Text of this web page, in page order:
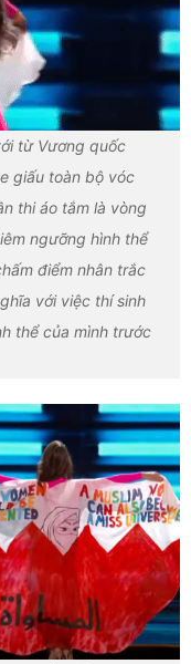
từ Vương quốc
giấu toàn bộ vóc
thi áo tắm là vòng
ngưỡng hình thể
điểm nhân trắc
với việc thí sinh
thể của mình trước